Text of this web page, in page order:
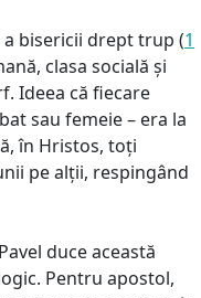
bisericii drept trup (1
clasa socială și
Ideea că fiecare
sau femeie – era la
în Hristos, toți
pe alții, respingând
duce această
Pentru apostol,